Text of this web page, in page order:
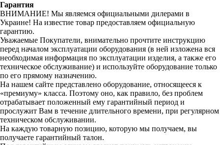
Гарантия
ВНИМАНИЕ! Мы являемся официальными дилерами в
Украине! На известие товар предоставляем официальную
гарантию.
Уважаемые Покупатели, внимательно прочтите инструкцию
перед началом эксплуатации оборудования (в ней изложена вся
необходимая информация по эксплуатации изделия, а также его
техническое обслуживание) и используйте оборудование только
по его прямому назначению.
На нашем сайте представлено оборудование, относящееся к
«премиуму» класса. Поэтому оно, как правило, без проблем
отрабатывает положенный ему гарантийный период и
прослужит Вам в течение длительного времени, при регулярном
техническом обслуживании.
На каждую товарную позицию, которую мы получаем, вы
получаете гарантийный талон.